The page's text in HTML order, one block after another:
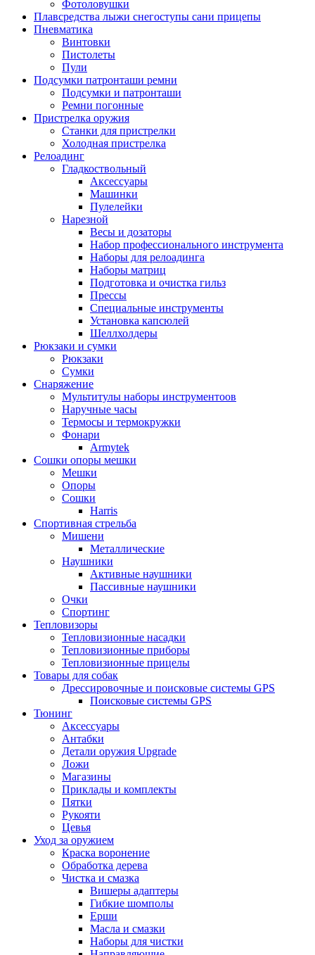
Фотоловушки
Плавсредства лыжи снегоступы сани прицепы
Пневматика
Винтовки
Пистолеты
Пули
Подсумки патронташи ремни
Подсумки и патронташи
Ремни погонные
Пристрелка оружия
Станки для пристрелки
Холодная пристрелка
Релоадинг
Гладкоствольный
Аксессуары
Машинки
Пулелейки
Нарезной
Весы и дозаторы
Набор профессионального инструмента
Наборы для релоадинга
Наборы матриц
Подготовка и очистка гильз
Прессы
Специальные инструменты
Установка капсюлей
Шеллхолдеры
Рюкзаки и сумки
Рюкзаки
Сумки
Снаряжение
Мультитулы наборы инструментоов
Наручные часы
Термосы и термокружки
Фонари
Armytek
Сошки опоры мешки
Мешки
Опоры
Сошки
Harris
Спортивная стрельба
Мишени
Металлические
Наушники
Активные наушники
Пассивные наушники
Очки
Спортинг
Тепловизоры
Тепловизионные насадки
Тепловизионные приборы
Тепловизионные прицелы
Товары для собак
Дрессировочные и поисковые системы GPS
Поисковые системы GPS
Тюнинг
Аксессуары
Антабки
Детали оружия Upgrade
Ложи
Магазины
Приклады и комплекты
Пятки
Рукояти
Цевья
Уход за оружием
Краска воронение
Обработка дерева
Чистка и смазка
Вишеры адаптеры
Гибкие шомполы
Ерши
Масла и смазки
Наборы для чистки